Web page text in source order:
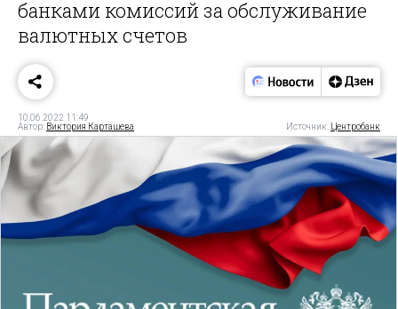
банками комиссий за обслуживание
валютных счетов
10.06.2022 11:49
Автор: Виктория Карташева Источник: Центробанк